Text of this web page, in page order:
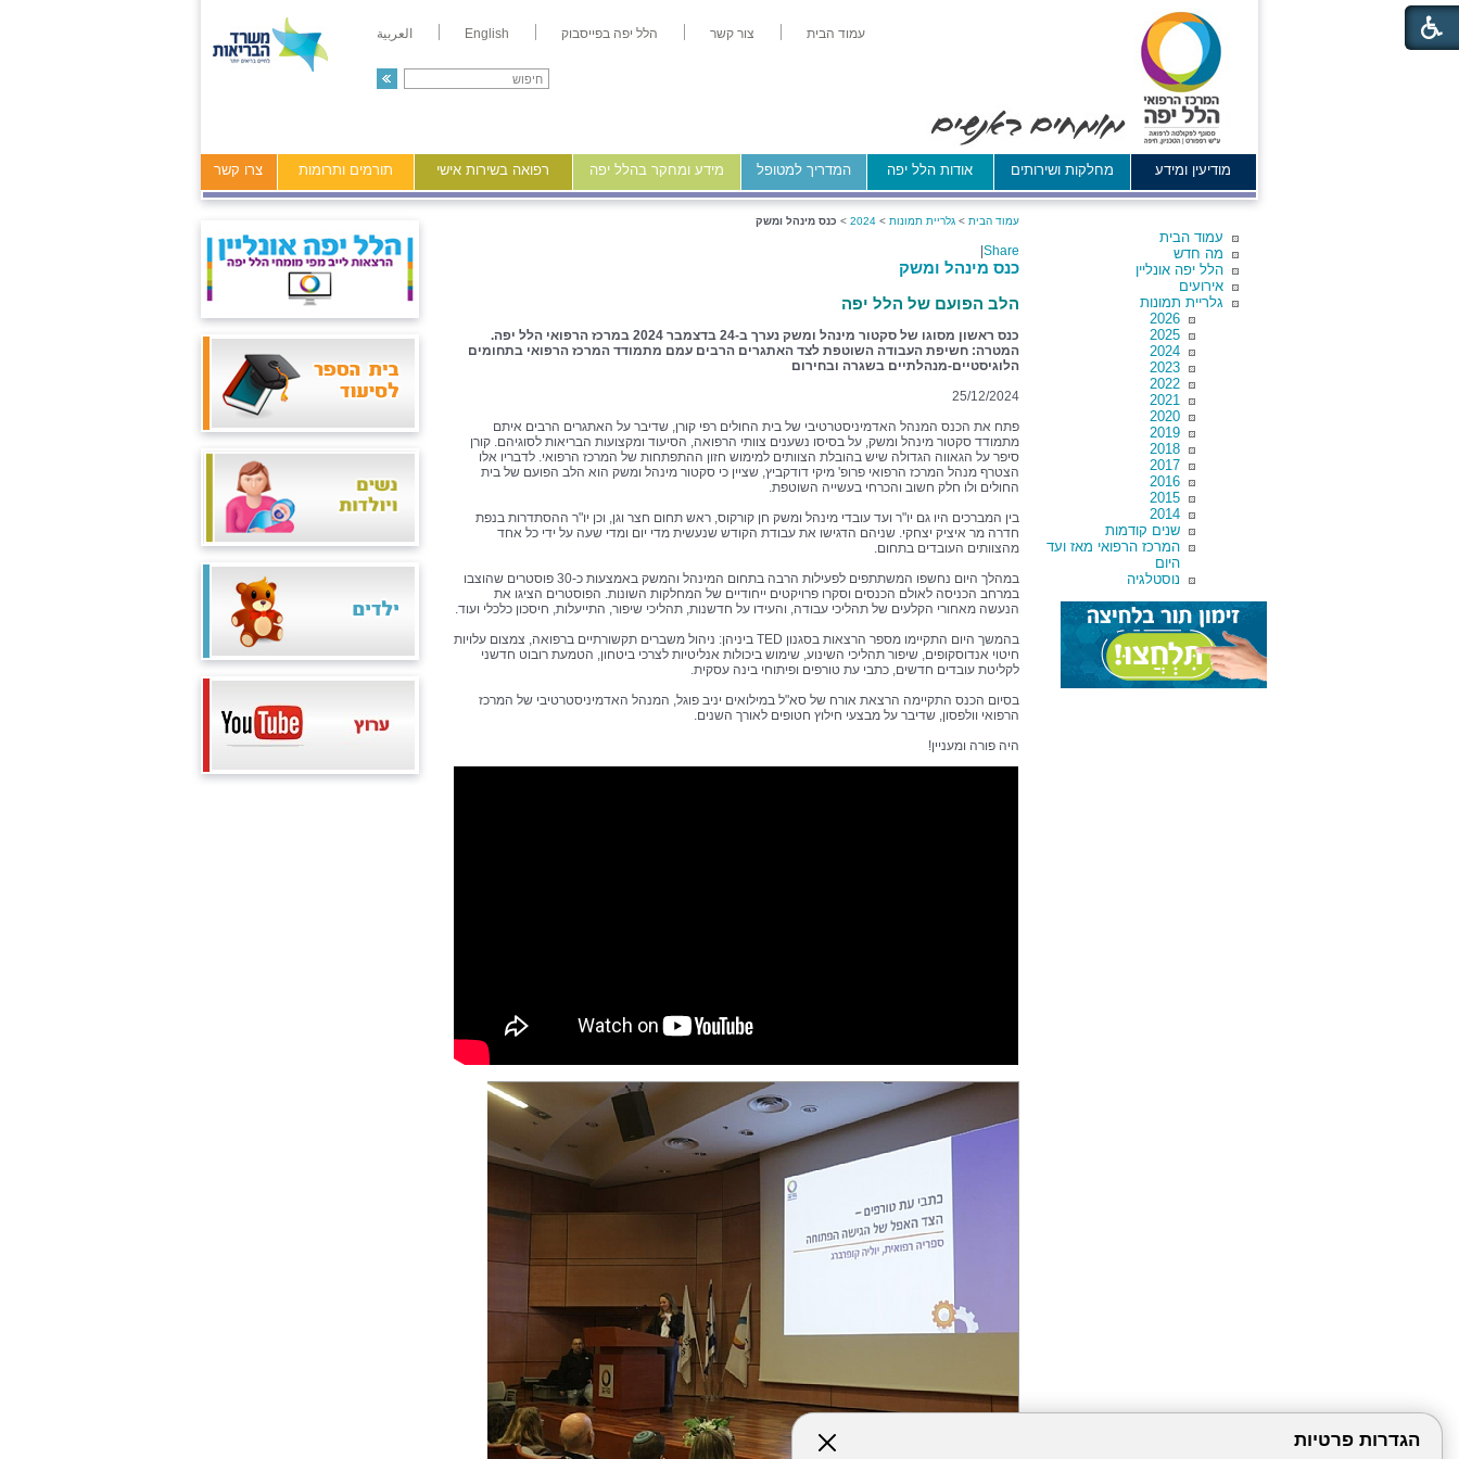
הגדרות פרטיות
עמוד הבית צור קשר הלל יפה בפייסבוק English العربية
מודיעין ומידע מחלקות ושירותים אודות הלל יפה המדריך למטופל מידע ומחקר בהלל יפה רפואה בשירות אישי תורמים ותרומות צרו קשר
עמוד הבית
מה חדש
הלל יפה אונליין
אירועים
גלריית תמונות
2026
2025
2024
2023
2022
2021
2020
2019
2018
2017
2016
2015
2014
שנים קודמות
המרכז הרפואי מאז ועד
היום
נוסטלגיה
עמוד הבית > גלריית תמונות >
2024
> כנס מינהל ומשק
Share
כנס מינהל ומשק
הלב הפועם של הלל יפה
כנס ראשון מסוגו של סקטור מינהל ומשק נערך ב-24 בדצמבר 2024 במרכז הרפואי הלל יפה.
המטרה: חשיפת העבודה השוטפת לצד האתגרים הרבים עמם מתמודד המרכז הרפואי בתחומים
הלוגיסטיים-מנהלתיים בשגרה ובחירום
25/12/2024
פתח את הכנס המנהל האדמיניסטרטיבי של בית החולים רפי קורן, שדיבר על האתגרים הרבים איתם
מתמודד סקטור מינהל ומשק, על בסיסו נשענים צוותי הרפואה, הסיעוד ומקצועות הבריאות לסוגיהם. קורן
סיפר על הגאווה הגדולה שיש בהובלת הצוותים למימוש חזון ההתפתחות של המרכז הרפואי. לדבריו אלו
הצטרף מנהל המרכז הרפואי פרופ' מיקי דודקביץ, שציין כי סקטור מינהל ומשק הוא הלב הפועם של בית
החולים ולו חלק חשוב והכרחי בעשייה השוטפת.
בין המברכים היו גם יו"ר ועד עובדי מינהל ומשק חן קורקוס, ראש תחום חצר וגן, וכן יו"ר ההסתדרות בנפת
חדרה מר איציק יצחקי. שניהם הדגישו את עבודת הקודש שנעשית מדי יום ומדי שעה על ידי כל אחד
מהצוותים העובדים בתחום.
במהלך היום נחשפו המשתתפים לפעילות הרבה בתחום המינהל והמשק באמצעות כ-30 פוסטרים שהוצבו
במרחב הכניסה לאולם הכנסים וסקרו פרויקטים ייחודיים של המחלקות השונות. הפוסטרים הציגו את
הנעשה מאחורי הקלעים של תהליכי עבודה, והעידו על חדשנות, תהליכי שיפור, התייעלות, חיסכון כלכלי ועוד.
בהמשך היום התקיימו מספר הרצאות בסגנון TED ביניהן: ניהול משברים תקשורתיים ברפואה, צמצום עלויות
חיטוי אנדוסקופים, שיפור תהליכי השינוע, שימוש ביכולות אנליטיות לצרכי ביטחון, הטמעת רובוט חדשני
לקליטת עובדים חדשים, כתבי עת טורפים ופיתוחי בינה עסקית.
בסיום הכנס התקיימה הרצאת אורח של סא"ל במילואים יניב פוגל, המנהל האדמיניסטרטיבי של המרכז
הרפואי וולפסון, שדיבר על מבצעי חילוץ חטופים לאורך השנים.
היה פורה ומעניין!